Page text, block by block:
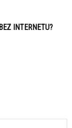
INTERNETU?